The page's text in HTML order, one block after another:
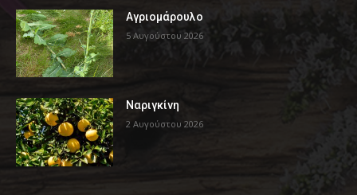
Αγριομάρουλο
5 Αυγούστου 2026
Ναριγκίνη
2 Αυγούστου 2026